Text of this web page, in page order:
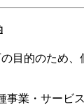
目的のため、
事業・サービ